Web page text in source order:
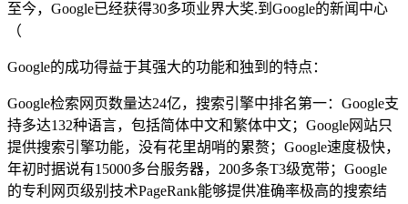
至今，Google已经获得30多项业界大奖.到Google的新闻中心
（
Google的成功得益于其强大的功能和独到的特点：
Google检索网页数量达24亿，搜索引擎中排名第一：Google支
持多达132种语言，包括简体中文和繁体中文；Google网站只
提供搜索引擎功能，没有花里胡哨的累赘；Google速度极快，
年初时据说有15000多台服务器，200多条T3级宽带；Google
的专利网页级别技术PageRank能够提供准确率极高的搜索结